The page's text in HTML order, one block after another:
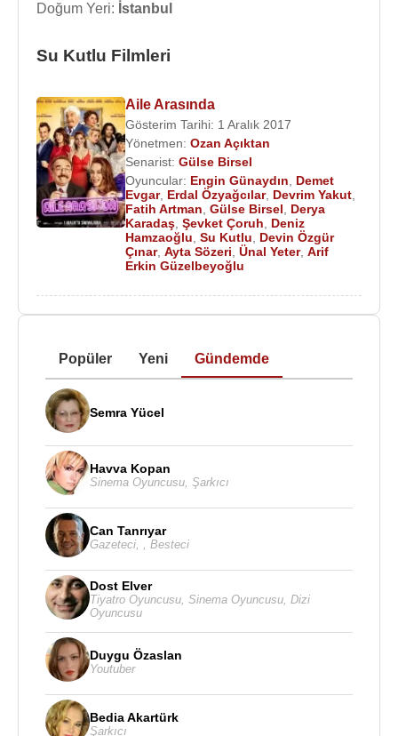
Doğum Yeri: İstanbul
Su Kutlu Filmleri
Aile Arasında
Gösterim Tarihi: 1 Aralık 2017
Yönetmen: Ozan Açıktan
Senarist: Gülse Birsel
Oyuncular: Engin Günaydın
Demet
Evgar, Erdal Özyağcılar, Devrim Yakut
Fatih Artman Gülse Birsel
Derya
Karadaş Şevket Çoruh
Deniz
Hamzaoğlu Su Kutlu
Devin Özgür
Çınar, Ayta Sözeri Ünal Yeter, Arif
Erkin Güzelbeyoğlu
Popüler Yeni Gündemde
Semra Yücel
Havva Kopan
Sinema Oyuncusu Şarkıcı
Can Tanrıyar
Gazeteci Besteci
Dost Elver
Tiyatro Oyuncusu, Sinema Oyuncusu, Dizi
Oyuncusu
Duygu Özaslan
Youtuber
Bedia Akartürk
Şarkıcı